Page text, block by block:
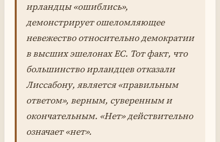
ирландцы «ошиблись»,
демонстрирует ошеломляющее
невежество относительно демократии
в высших эшелонах ЕС. Тот факт, что
большинство ирландцев отказали
Лиссабону, является «правильным
ответом», верным, суверенным и
окончательным. «Нет» действительно
означает «нет».